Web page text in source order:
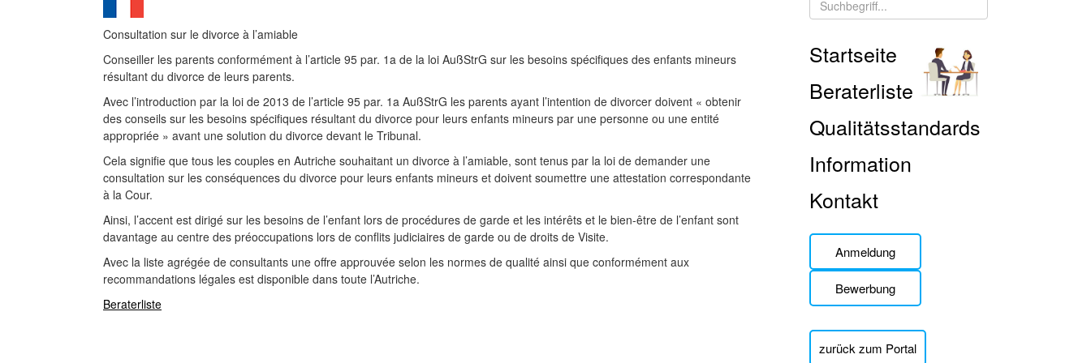
Consultation sur le divorce à l’amiable
Conseiller les parents conformément à l’article 95 par. 1a de la loi AußStrG sur les besoins spécifiques des enfants mineurs
résultant du divorce de leurs parents.
Avec l’introduction par la loi de 2013 de l’article 95 par. 1a AußStrG les parents ayant l’intention de divorcer doivent « obtenir
des conseils sur les besoins spécifiques résultant du divorce pour leurs enfants mineurs par une personne ou une entité
appropriée » avant une solution du divorce devant le Tribunal.
Cela signifie que tous les couples en Autriche souhaitant un divorce à l’amiable, sont tenus par la loi de demander une
consultation sur les conséquences du divorce pour leurs enfants mineurs et doivent soumettre une attestation correspondante
à la Cour.
Ainsi, l’accent est dirigé sur les besoins de l’enfant lors de procédures de garde et les intérêts et le bien-être de l’enfant sont
davantage au centre des préoccupations lors de conflits judiciaires de garde ou de droits de Visite.
Avec la liste agrégée de consultants une offre approuvée selon les normes de qualité ainsi que conformément aux
recommandations légales est disponible dans toute l’Autriche.
Beraterliste
Startseite
Beraterliste
Qualitätsstandards
Information
Kontakt
Anmeldung
Bewerbung
zurück zum Portal